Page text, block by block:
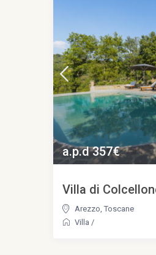
a.p.d 357€
Villa di
Arezzo Toscane
Villa /